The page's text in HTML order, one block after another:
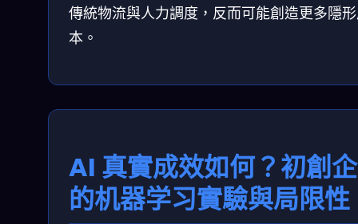
傳統物流與人力調度，反而可能創造更多隱
本。
AI 真實成效如何？初創
的机器学习實驗與局限性